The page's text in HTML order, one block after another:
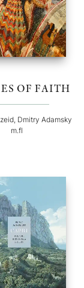
OF FAITH
Dmitry Adamsky
m.fl